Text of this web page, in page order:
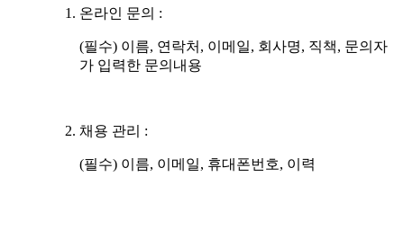
온라인 문의 :
(필수) 이름, 연락처, 이메일, 회사명, 직책, 문의자
가 입력한 문의내용
채용 관리 :
(필수) 이름, 이메일, 휴대폰번호, 이력